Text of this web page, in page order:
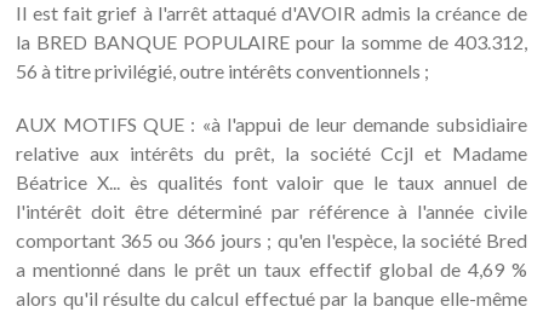
Il est fait grief à l'arrêt attaqué d'AVOIR admis la créance de
la BRED BANQUE POPULAIRE pour la somme de 403.312,
56 à titre privilégié, outre intérêts conventionnels ;
AUX MOTIFS QUE : «à l'appui de leur demande subsidiaire
relative aux intérêts du prêt, la société Ccjl et Madame
Béatrice X... ès qualités font valoir que le taux annuel de
l'intérêt doit être déterminé par référence à l'année civile
comportant 365 ou 366 jours ; qu'en l'espèce, la société Bred
a mentionné dans le prêt un taux effectif global de 4,69 %
alors qu'il résulte du calcul effectué par la banque elle-même